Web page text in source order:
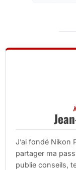
J’ai fondé Nikon
partager ma
publie conseils,